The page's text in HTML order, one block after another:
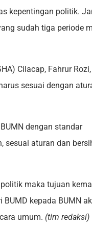
kepentingan politik.
sudah tiga periode
Cilacap, Fahrur
sesuai dengan
dengan standar
sesuai aturan dan
maka tujuan
kepada BUMN
umum. (tim redaksi)